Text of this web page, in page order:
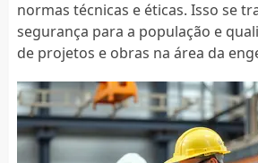
normas técnicas e éticas. Isso se
segurança para a população e
de projetos e obras na área da